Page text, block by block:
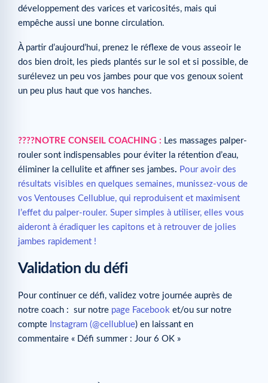
développement des varices et varicosités, mais qui
empêche aussi une bonne circulation.
À partir d’aujourd’hui, prenez le réflexe de vous asseoir le
dos bien droit, les pieds plantés sur le sol et si possible, de
surélevez un peu vos jambes pour que vos genoux soient
un peu plus haut que vos hanches.
????NOTRE CONSEIL COACHING : Les massages palper-
rouler sont indispensables pour éviter la rétention d’eau,
éliminer la cellulite et affiner ses jambes. Pour avoir des
résultats visibles en quelques semaines, munissez-vous de
vos Ventouses Cellublue, qui reproduisent et maximisent
l’effet du palper-rouler. Super simples à utiliser, elles vous
aideront à éradiquer les capitons et à retrouver de jolies
jambes rapidement !
Validation du défi
Pour continuer ce défi, validez votre journée auprès de
notre coach : sur notre page Facebook et/ou sur notre
compte Instagram (@cellublue) en laissant en
commentaire « Défi summer : Jour 6 OK »